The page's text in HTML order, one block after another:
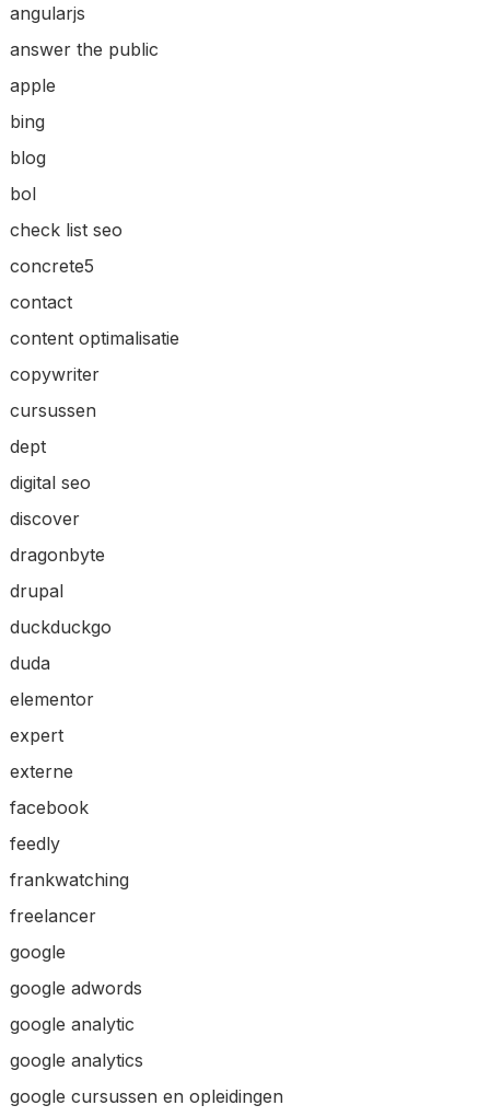
angularjs
answer the public
apple
bing
blog
bol
check list seo
concrete5
contact
content optimalisatie
copywriter
cursussen
dept
digital seo
discover
dragonbyte
drupal
duckduckgo
duda
elementor
expert
externe
facebook
feedly
frankwatching
freelancer
google
google adwords
google analytic
google analytics
google cursussen en opleidingen